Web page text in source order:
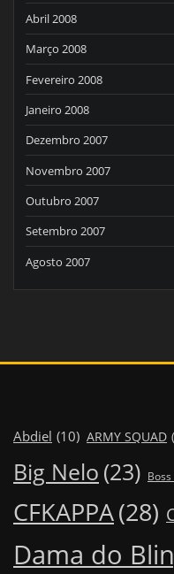
Abril 2008
Março 2008
Fevereiro 2008
Janeiro 2008
Dezembro 2007
Novembro 2007
Outubro 2007
Setembro 2007
Agosto 2007
Abdiel (10) ARMY SQUAD
Big Nelo (23) Boss
CFKAPPA(28)
Dama do